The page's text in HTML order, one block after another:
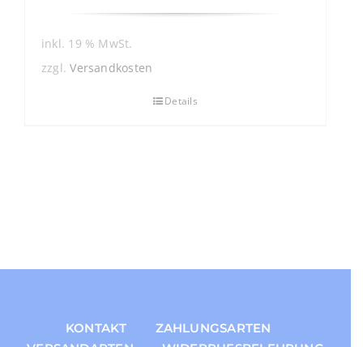
inkl. 19 % MwSt.
zzgl.Versandkosten
Details
KONTAKT
ZAHLUNGSARTEN